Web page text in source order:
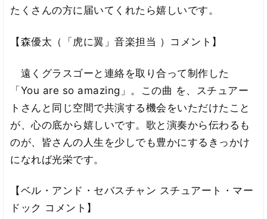
たくさんの方に届いてくれたら嬉しいです。
【森優太（「虎に翼」音楽担当 ）コメント】
遠くグラスゴーと連絡を取り合って制作した
「You are so amazing」。この曲 を、スチュアー
トさんと同じ空間で共演する機会をいただけたこと
が、心の底から嬉しいです。歌と演奏から伝わるも
のが、皆さんの人生を少しでも豊かにするきっかけ
になれば光栄です。
【ベル・アンド・セバスチャン スチュアート・マー
ドック コメント】